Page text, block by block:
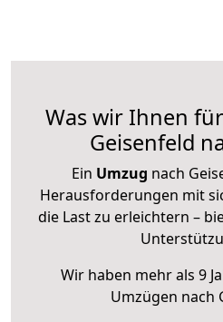
Was wir Ihnen
Geisenfeld
Ein Umzug nach
Herausforderungen mit
die Last zu erleichtern –
Wir haben mehr als 9
Umzügen nach